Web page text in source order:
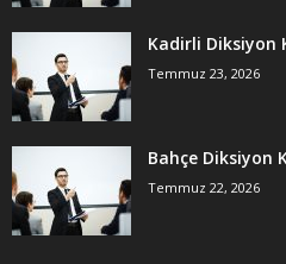
Kadirli Diksiyon
Temmuz 23, 2026
Bahçe Diksiyon
Temmuz 22, 2026